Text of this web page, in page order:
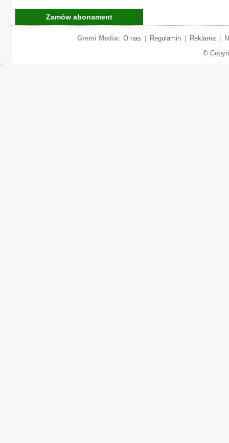
Zamów abonament
Gremi Media: O nas Regulamin Reklama
©